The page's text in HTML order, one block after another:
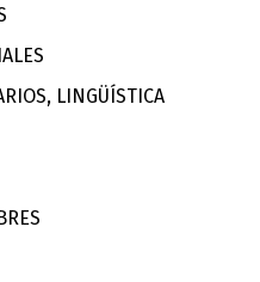
LINGÜÍSTICA